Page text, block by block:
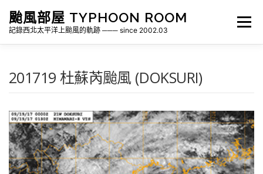
颱風部屋 TYPHOON ROOM
記錄西北太平洋上颱風的軌跡 ─── since 2002.03
選單
各地瞬間風速紀錄 侵台颱風新聞剪報 氣象相關資源
201719 杜蘇芮颱風 (DOKSURI)